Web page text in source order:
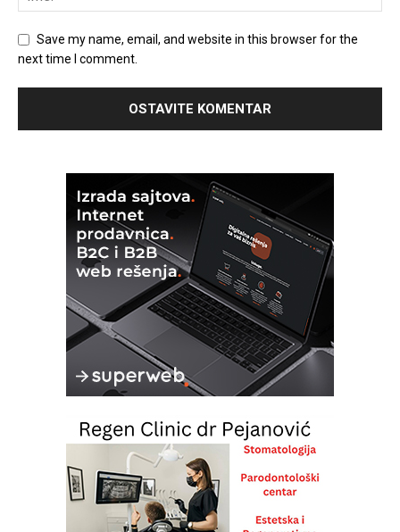
Save my name, email, and website in this browser for the
next time I comment.